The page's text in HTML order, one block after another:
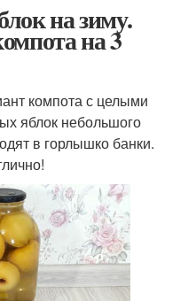
на зиму.
на 3
компота с целыми
яблок небольшого
в горлышко банки.